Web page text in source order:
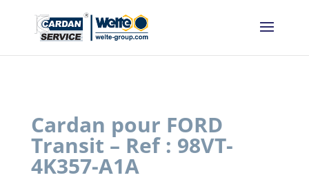
Cardan pour FORD
Transit – Ref : 98VT-
4K357-A1A